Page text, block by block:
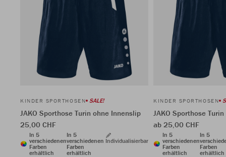
KINDER SPORTHOSEN SALE!
JAKO Sporthose Turin ohne Innenslip
25,00 CHF
In 5
verschiedenen
Farben
erhältlich
In 5
verschiedenen
Farben
erhältlich
Individualisierbar
KINDER SPORTHOSEN
JAKO Sporthose
ab 25,00 CHF
In 5
verschiedenen
Farben
erhältlich
In 5
Farben
erhältlich